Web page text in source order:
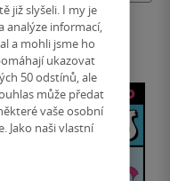
již slyšeli. I my je
analýze informací,
a mohli jsme ho
ukazovat
50 odstínů, ale
může předat
vaše osobní
Jako naši vlastní